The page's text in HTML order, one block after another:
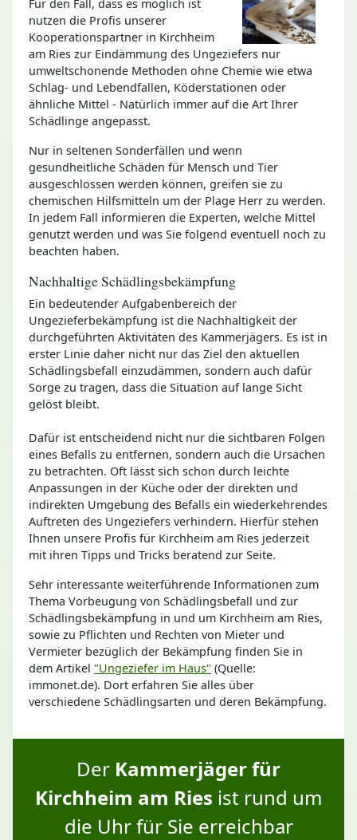
Für den Fall, dass es möglich ist
nutzen die Profis unserer
Kooperationspartner in Kirchheim
am Ries zur Eindämmung des Ungeziefers nur
umweltschonende Methoden ohne Chemie wie etwa
Schlag- und Lebendfallen, Köderstationen oder
ähnliche Mittel - Natürlich immer auf die Art Ihrer
Schädlinge angepasst.
Nur in seltenen Sonderfällen und wenn
gesundheitliche Schäden für Mensch und Tier
ausgeschlossen werden können, greifen sie zu
chemischen Hilfsmitteln um der Plage Herr zu werden.
In jedem Fall informieren die Experten, welche Mittel
genutzt werden und was Sie folgend eventuell noch zu
beachten haben.
Nachhaltige Schädlingsbekämpfung
Ein bedeutender Aufgabenbereich der
Ungezieferbekämpfung ist die Nachhaltigkeit der
durchgeführten Aktivitäten des Kammerjägers. Es ist in
erster Linie daher nicht nur das Ziel den aktuellen
Schädlingsbefall einzudämmen, sondern auch dafür
Sorge zu tragen, dass die Situation auf lange Sicht
gelöst bleibt.
Dafür ist entscheidend nicht nur die sichtbaren Folgen
eines Befalls zu entfernen, sondern auch die Ursachen
zu betrachten. Oft lässt sich schon durch leichte
Anpassungen in der Küche oder der direkten und
indirekten Umgebung des Befalls ein wiederkehrendes
Auftreten des Ungeziefers verhindern. Hierfür stehen
Ihnen unsere Profis für Kirchheim am Ries jederzeit
mit ihren Tipps und Tricks beratend zur Seite.
Sehr interessante weiterführende Informationen zum
Thema Vorbeugung von Schädlingsbefall und zur
Schädlingsbekämpfung in und um Kirchheim am Ries,
sowie zu Pflichten und Rechten von Mieter und
Vermieter bezüglich der Bekämpfung finden Sie in
dem Artikel "Ungeziefer im Haus" (Quelle:
immonet.de). Dort erfahren Sie alles über
verschiedene Schädlingsarten und deren Bekämpfung.
Der Kammerjäger für
Kirchheim am Ries ist rund um
die Uhr für Sie erreichbar